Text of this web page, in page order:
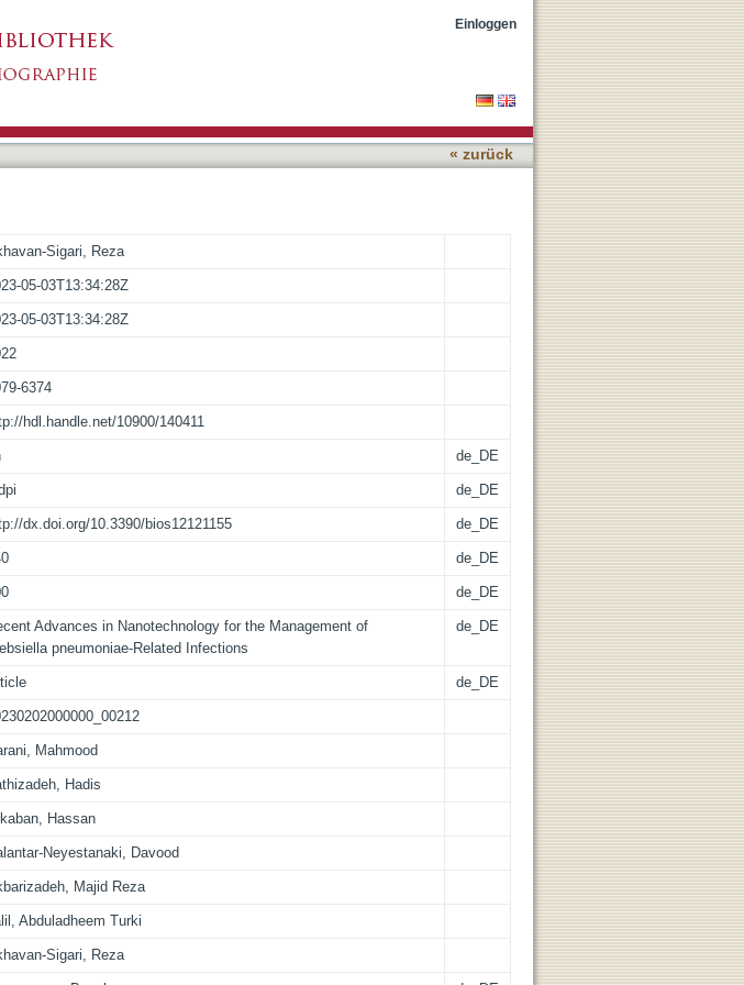
of Klebsiella pneumoniae-RelatedEinloggen
« zurück
Sigari, Reza
05-03T13:34:28Z
05-03T13:34:28Z
6374
hdl.handle.net/10900/140411
de_DE
de_DE
dx.doi.org/10.3390/bios12121155 de_DE
de_DE
de_DE
Advances in Nanotechnology for the Management of
pneumoniae-Related Infections
de_DE
de_DE
Mahmood
Hadis
Hassan
Neyestanaki, Davood
Majid Reza
Abduladheem Turki
Sigari, Reza